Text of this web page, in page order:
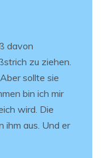
davon
zu ziehen.
sollte sie
bin ich mir
wird. Die
ihm aus. Und er